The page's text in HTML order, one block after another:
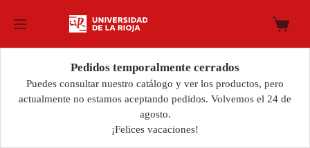
contenido
Carro
Pedidos temporalmente cerrados
Puedes consultar nuestro catálogo y ver los productos, pero
actualmente no estamos aceptando pedidos. Volvemos el 24 de
agosto.
¡Felices vacaciones!